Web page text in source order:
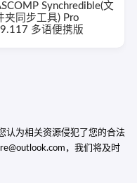
Synchredible(文
夹同步工具) Pro
多语便携版
认为相关资源侵犯了您的合法
，我们将及时